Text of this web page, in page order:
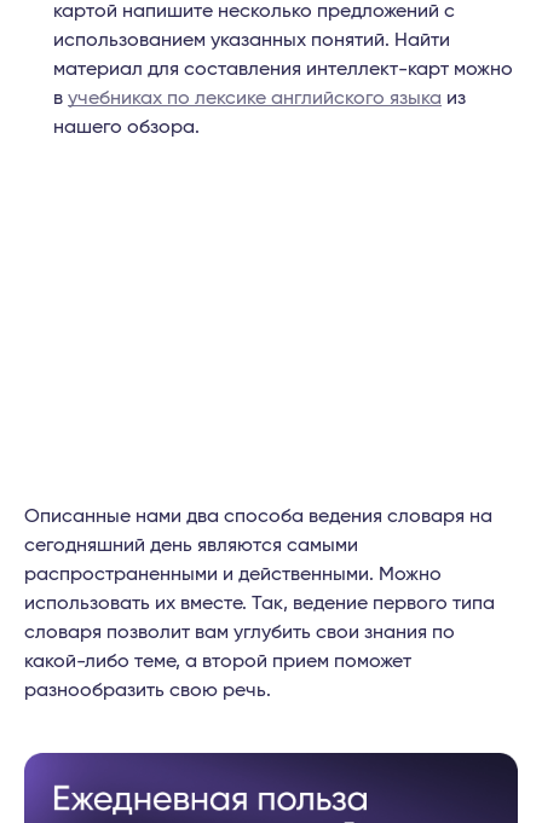
картой напишите несколько предложений с
использованием указанных понятий. Найти
материал для составления интеллект-карт можно
в учебниках по лексике английского языка из
нашего обзора.
Описанные нами два способа ведения словаря на
сегодняшний день являются самыми
распространенными и действенными. Можно
использовать их вместе. Так, ведение первого типа
словаря позволит вам углубить свои знания по
какой-либо теме, а второй прием поможет
разнообразить свою речь.